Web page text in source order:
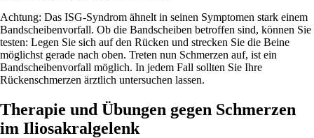
Achtung: Das ISG-Syndrom ähnelt in seinen Symptomen stark einem
Bandscheibenvorfall. Ob die Bandscheiben betroffen sind, können Sie
testen: Legen Sie sich auf den Rücken und strecken Sie die Beine
möglichst gerade nach oben. Treten nun Schmerzen auf, ist ein
Bandscheibenvorfall möglich. In jedem Fall sollten Sie Ihre
Rückenschmerzen ärztlich untersuchen lassen.
Therapie und Übungen gegen Schmerzen
im Iliosakralgelenk